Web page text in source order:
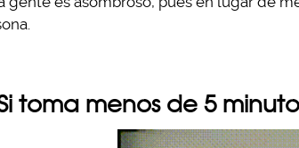
toma menos de 5